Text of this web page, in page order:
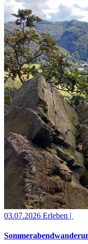
03.07.2026 Erleben |